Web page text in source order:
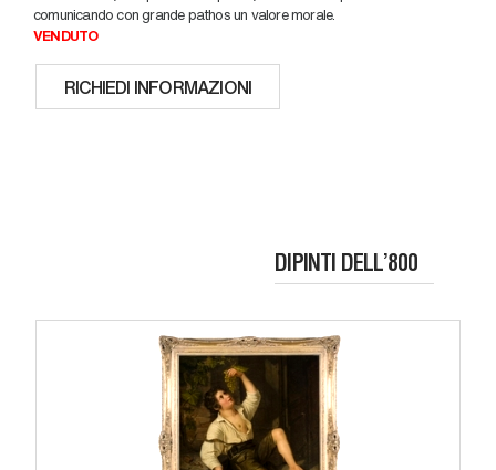
comunicando con grande pathos un valore morale.
VENDUTO
RICHIEDI INFORMAZIONI
DIPINTI DELL’800